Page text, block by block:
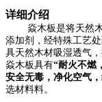
详细介绍
焱木板是将天然
添加剂，经特殊工艺
具天然木材吸湿透气
焱木板具有“耐火不燃
安全无毒，净化空气
选材料料。